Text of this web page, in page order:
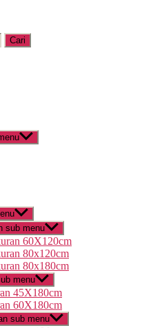
sub menu
60X120cm
80x120cm
80x180cm
menu
45X180cm
60X180cm
sub menu